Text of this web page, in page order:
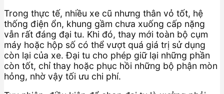
Trong thực tế, nhiều xe cũ nhưng thân vỏ tốt, hệ
thống điện ổn, khung gầm chưa xuống cấp nặng
vẫn rất đáng đại tu. Khi đó, thay mới toàn bộ cụm
máy hoặc hộp số có thể vượt quá giá trị sử dụng
còn lại của xe. Đại tu cho phép giữ lại những phần
còn tốt, chỉ thay hoặc phục hồi những bộ phận mòn
hỏng, nhờ vậy tối ưu chi phí.